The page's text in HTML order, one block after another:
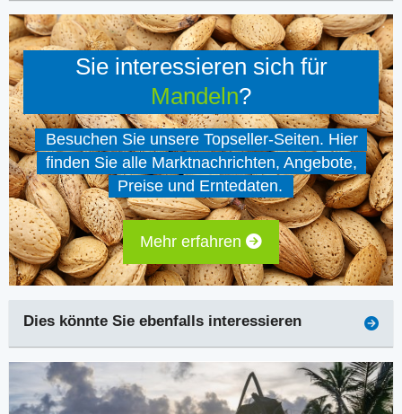
Sie interessieren sich für
Mandeln?
Besuchen Sie unsere Topseller-Seiten. Hier
finden Sie alle Marktnachrichten, Angebote,
Preise und Erntedaten.
Mehr erfahren
Dies könnte Sie ebenfalls interessieren